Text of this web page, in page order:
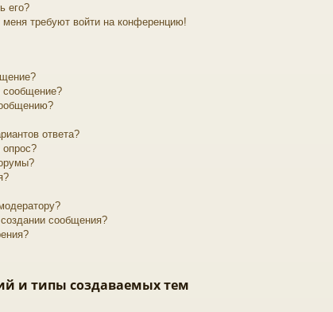
его?
требуют войти на конференцию!
сообщение?
ответа?
опрос?
сообщения?
и типы создаваемых тем